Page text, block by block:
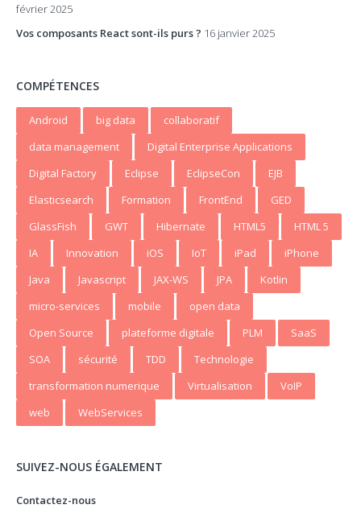
février 2025
Vos composants React sont-ils purs ? 16 janvier 2025
COMPÉTENCES
Android big data
collaboratif
data management
Digital Enterprise Applications
Digital Factory
Eclipse EclipseCon
EJB
Elasticsearch
Formation FrontEnd
GED
GlassFish
GWT Hibernate HTML5
HTML 5
IA
Innovation iOS IoT iPad
iPhone
Java
Javascript JAX-WS JPA
Kotlin
micro-services
mobile
open data
Open Source
plateforme digitale PLM
SaaS
SOA
sécurité TDD
Technologie
transformation numerique
Virtualisation
VoIP
web
WebServices
SUIVEZ-NOUS ÉGALEMENT
Contactez-nous